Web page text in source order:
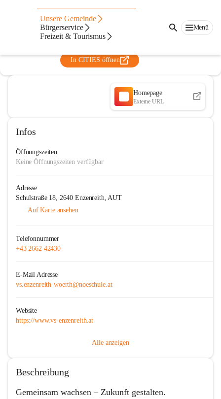
Unsere Gemeinde
Bürgerservice
Freizeit & Tourismus
Menü
Volksschule Enzenreith
@volksschule-enzenreith
Volksschule
In CITIES öffnen
Homepage
Externe URL
Infos
Öffnungszeiten
Keine Öffnungszeiten verfügbar
Adresse
Schulstraße 18, 2640 Enzenreith, AUT
Auf Karte ansehen
Telefonnummer
+43 2662 42430
E-Mail Adresse
vs.enzenreith-woerth@noeschule.at
Website
https://www.vs-enzenreith.at
Alle anzeigen
Beschreibung
Gemeinsam wachsen – Zukunft gestalten.